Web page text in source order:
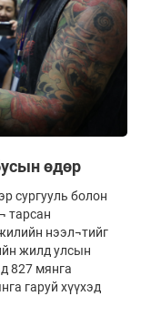
өдөр
сургууль болон
тарсан
нээл¬тийг
жилд улсын
827 мянга
гаруй хүүхэд